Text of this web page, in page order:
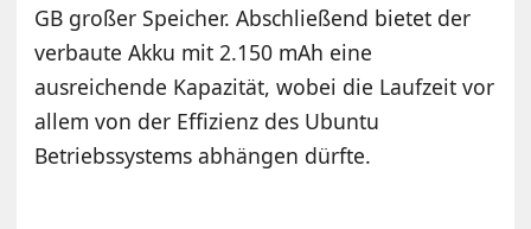
GB großer Speicher. Abschließend bietet der
verbaute Akku mit 2.150 mAh eine
ausreichende Kapazität, wobei die Laufzeit vor
allem von der Effizienz des Ubuntu
Betriebssystems abhängen dürfte.